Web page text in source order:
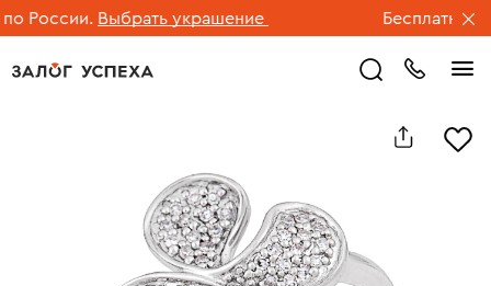
России. Выбрать украшение Бесплатная